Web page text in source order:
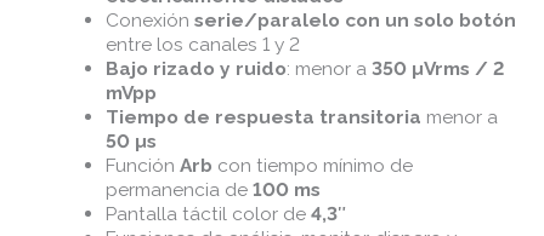
Conexión serie/paralelo con un solo botón
entre los canales 1 y 2
Bajo rizado y ruido: menor a 350 µVrms / 2
mVpp
Tiempo de respuesta transitoria menor a
50 µs
Función Arb con tiempo mínimo de
permanencia de 100 ms
Pantalla táctil color de 4,3″